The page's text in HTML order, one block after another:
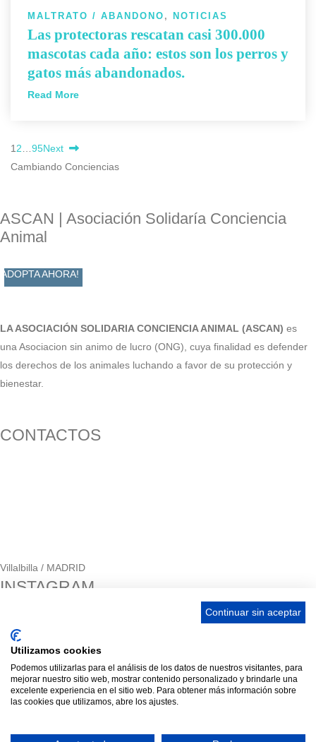
MALTRATO / ABANDONO , NOTICIAS
Las protectoras rescatan casi 300.000
mascotas cada año: estos son los perros y
gatos más abandonados.
Read More
12…95Next
Cambiando Conciencias
ASCAN | Asociación Solidaría Conciencia
Animal
ADOPTA AHORA!
LA ASOCIACIÓN SOLIDARIA CONCIENCIA ANIMAL (ASCAN) es
una Asociacion sin animo de lucro (ONG), cuya finalidad es defender
los derechos de los animales luchando a favor de su protección y
bienestar.
CONTACTOS
Villalbilla / MADRID
INSTAGRAM
ENLACES
Contacta
Adopta un perro
Continuar sin aceptar
Utilizamos cookies
Podemos utilizarlas para el análisis de los datos de nuestros visitantes, para
mejorar nuestro sitio web, mostrar contenido personalizado y brindarle una
excelente experiencia en el sitio web. Para obtener más información sobre
las cookies que utilizamos, abre los ajustes.